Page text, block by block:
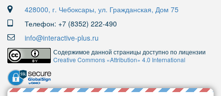
428000, г. Чебоксары, ул. Гражданская, Дом 75
Телефон: +7 (8352) 222-490
info@interactive-plus.ru
Содержимое данной страницы доступно по лицензии
Creative Commons «Attribution» 4.0 International